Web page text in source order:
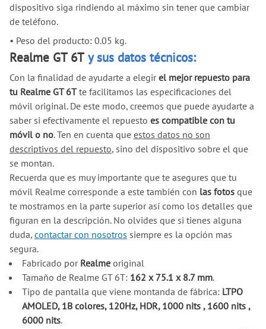
dispositivo siga rindiendo al máximo sin tener que cambiar
de teléfono.
• Peso del producto: 0.05 kg.
Realme GT 6Ty sus datos técnicos:
Con la finalidad de ayudarte a elegirel mejor repuesto para
tu Realme GT 6Tte facilitamos las especificaciones del
móvil original. De este modo, creemos que puede ayudarte a
saber si efectivamente el repuesto es compatible con tu
móvil o no. Ten en cuenta que estos datos no son
descriptivos del repuesto, sino del dispositivo sobre el que
se montan.
Recuerda que es muy importante que te asegures que tu
móvil Realme corresponde a este también con las fotos que
te mostramos en la parte superior así como los detalles que
figuran en la descripción. No olvides que si tienes alguna
duda, contactar con nosotros siempre es la opción mas
segura.
Fabricado por Realmeoriginal
Tamaño de Realme GT 6T: 162 x 75.1 x 8.7 mm.
Tipo de pantalla que viene montanda de fábrica: LTPO
AMOLED, 1B colores, 120Hz, HDR, 1000 nits , 1600 nits ,
6000 nits.